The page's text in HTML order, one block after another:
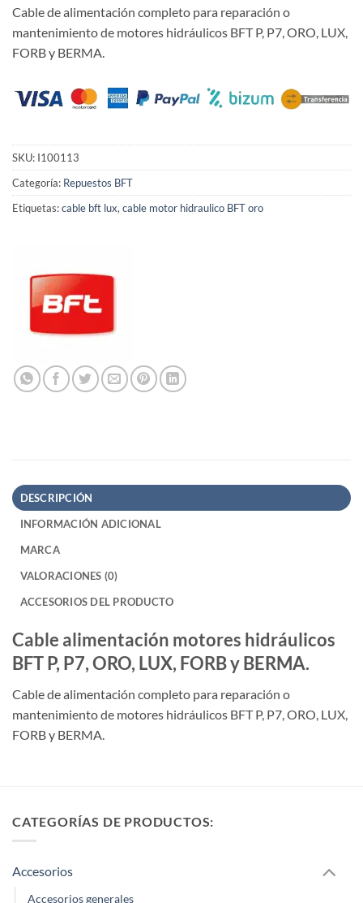
Cable de alimentación completo para reparación o
mantenimiento de motores hidráulicos BFT P, P7, ORO, LUX,
FORB y BERMA.
SKU: I100113
Categoría: Repuestos BFT
Etiquetas:cable bft lux, cable motor hidraulico BFT oro
DESCRIPCIÓN
INFORMACIÓN ADICIONAL
MARCA
VALORACIONES (0)
ACCESORIOS DEL PRODUCTO
Cable alimentación motores hidráulicos
BFT P, P7, ORO, LUX, FORB y BERMA.
Cable de alimentación completo para reparación o
mantenimiento de motores hidráulicos BFT P, P7, ORO, LUX,
FORB y BERMA.
CATEGORÍAS DE PRODUCTOS:
Accesorios
Accesorios generales